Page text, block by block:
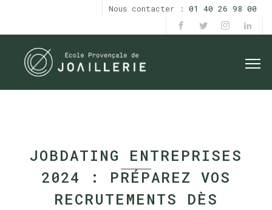
Nous contacter : 01 40 26 98 00
JOBDATING ENTREPRISES
2024 : PRÉPAREZ VOS
RECRUTEMENTS DÈS